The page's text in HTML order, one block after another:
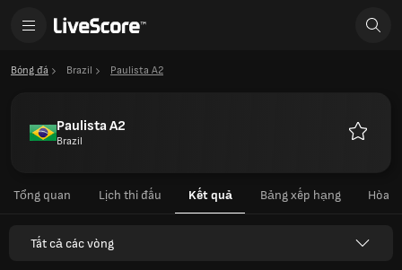
Bóng đá Brazil Paulista A2
Paulista A2
Brazil
Tổng quan Lịch thi đấu Kết quả Bảng xếp hạng Hòa
Tất cả các vòng